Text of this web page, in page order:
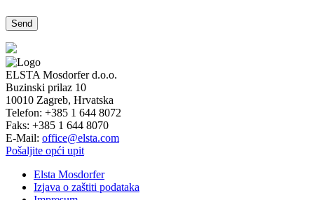
ELSTA Mosdorfer d.o.o.
Buzinski prilaz 10
10010 Zagreb, Hrvatska
Telefon: +385 1 644 8072
Faks: +385 1 644 8070
E-Mail: office@elsta.com
Pošaljite opći upit
Elsta Mosdorfer
Izjava o zaštiti podataka